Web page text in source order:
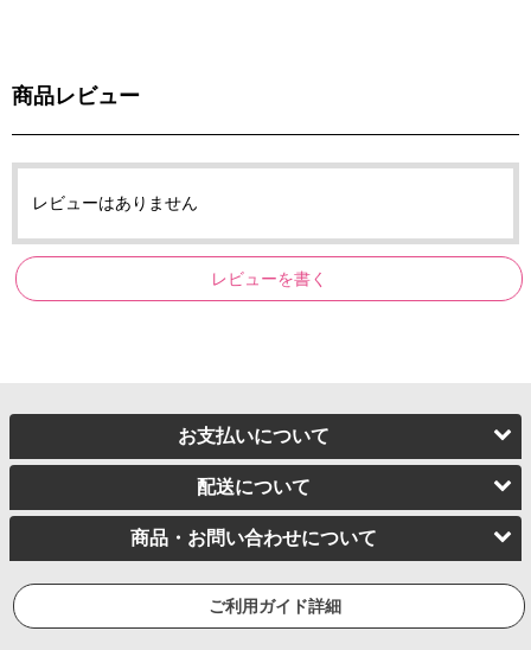
商品レビュー
レビューはありません
レビューを書く
お支払いについて
配送について
商品・お問い合わせについて
ご利用ガイド詳細